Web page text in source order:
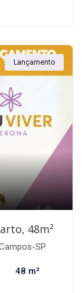
Lançamento
48m²
SP
48 m²